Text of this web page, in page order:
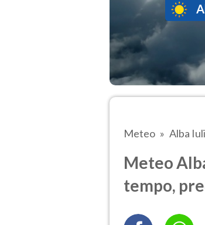
Meteo Alba
Meteo
tempo,